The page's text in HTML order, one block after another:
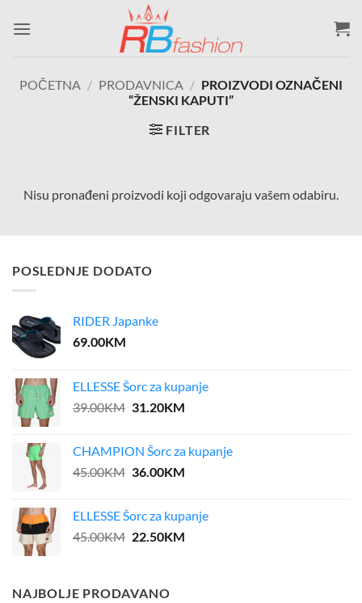
POČETNA / PRODAVNICA / PROIZVODI OZNAČENI
“ŽENSKI KAPUTI”
FILTER
Nisu pronađeni proizvodi koji odgovaraju vašem odabiru.
POSLEDNJE DODATO
RIDER Japanke
69.00KM
ELLESSE Šorc za kupanje
39.00KM Original
39.00KM.
31.20KMCurrent
31.20KM.
CHAMPION Šorc za kupanje
45.00KM Original
45.00KM.
36.00KMCurrent
36.00KM.
ELLESSE Šorc za kupanje
45.00KM Original
45.00KM.
22.50KMCurrent
NAJBOLJE PRODAVANO